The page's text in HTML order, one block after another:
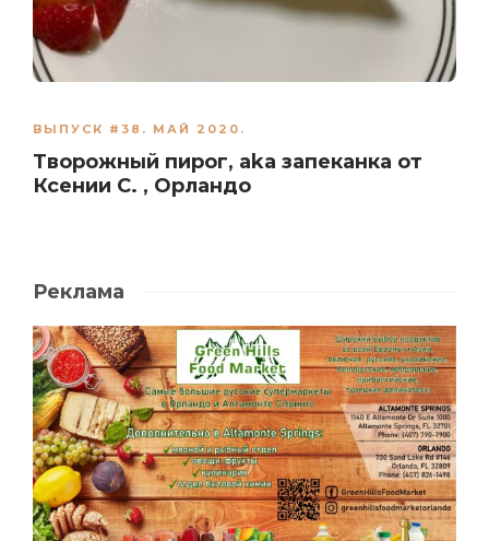
ВЫПУСК #38. МАЙ 2020.
Творожный пирог, aka запеканка от
Ксении С. , Орландо
Реклама